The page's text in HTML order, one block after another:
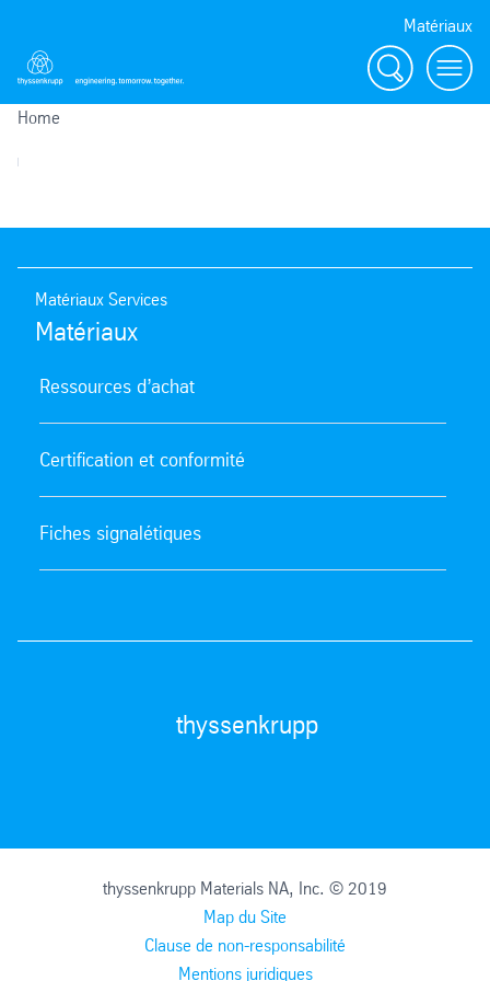
Matériaux
Search menu
Home
Matériaux Services
Matériaux
Ressources d’achat
Certification et conformité
Fiches signalétiques
thyssenkrupp
thyssenkrupp Materials NA, Inc. © 2019
Map du Site
Clause de non-responsabilité
Mentions juridiques